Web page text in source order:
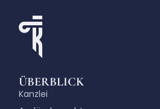
ÜBERBLICK
Kanzlei